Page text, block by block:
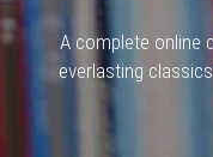
A complete online
everlasting